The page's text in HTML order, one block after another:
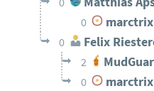
0 marctrix
0 Felix
2
0 marctrix